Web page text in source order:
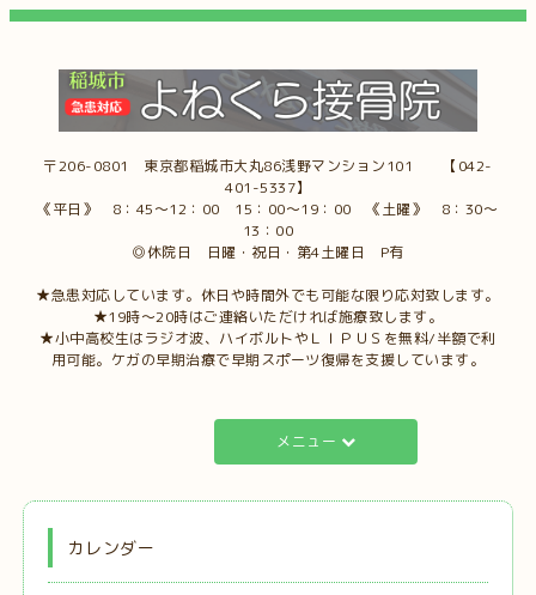
〒206-0801 東京都稲城市大丸86浅野マンション101 【042-
401-5337】
《平日》 8：45～12：00 15：00～19：00 《土曜》 8：30～
13：00
◎休院日 日曜・祝日・第4土曜日 P有
★急患対応しています。休日や時間外でも可能な限り応対致します。
★19時～20時はご連絡いただければ施療致します。
★小中高校生はラジオ波、ハイボルトやＬＩＰＵＳを無料/半額で利
用可能。ケガの早期治療で早期スポーツ復帰を支援しています。
メニュー
カレンダー